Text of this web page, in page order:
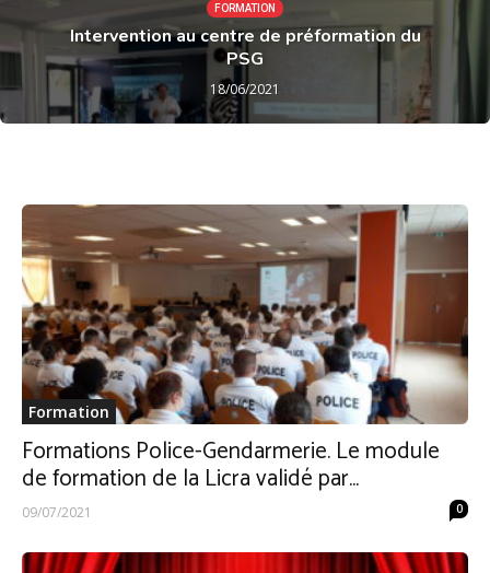
FORMATION
Intervention au centre de préformation du
PSG
18/06/2021
Formation
Formations Police-Gendarmerie. Le module
de formation de la Licra validé par...
09/07/2021 0